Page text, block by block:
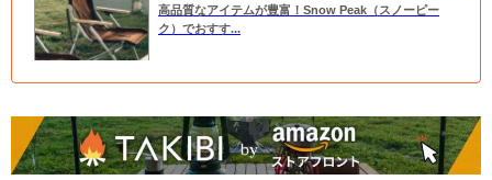
高品質なアイテムが豊富！Snow Peak（スノーピー
ク）でおすす...